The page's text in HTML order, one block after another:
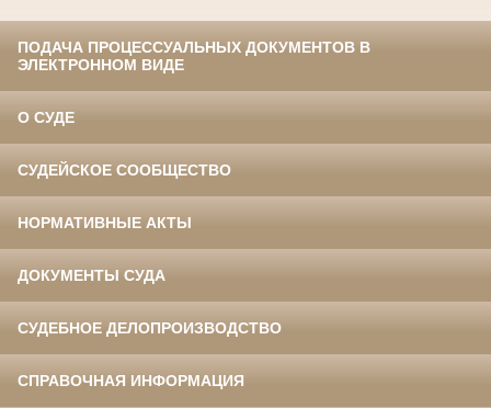
ПОДАЧА ПРОЦЕССУАЛЬНЫХ ДОКУМЕНТОВ В
ЭЛЕКТРОННОМ ВИДЕ
О СУДЕ
СУДЕЙСКОЕ СООБЩЕСТВО
НОРМАТИВНЫЕ АКТЫ
ДОКУМЕНТЫ СУДА
СУДЕБНОЕ ДЕЛОПРОИЗВОДСТВО
СПРАВОЧНАЯ ИНФОРМАЦИЯ